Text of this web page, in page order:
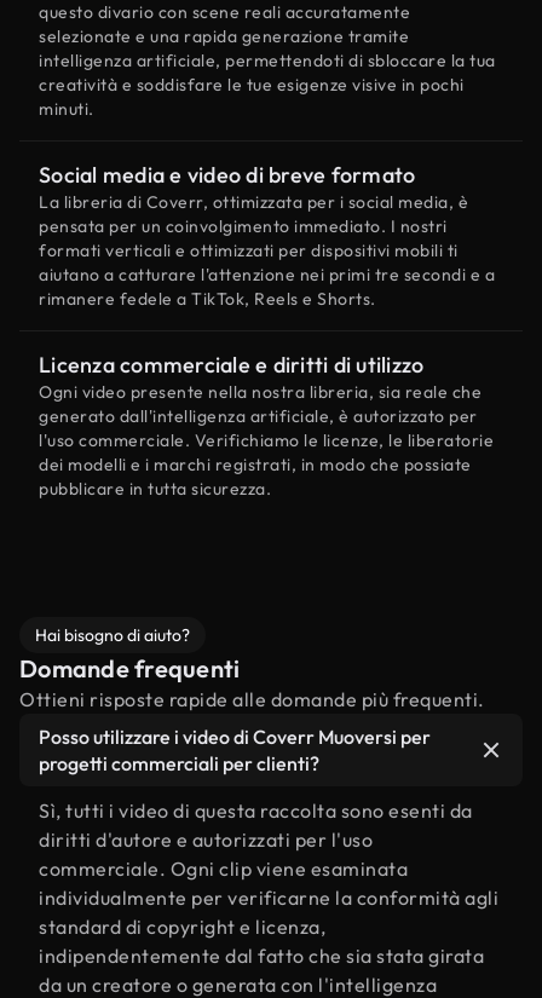
questo divario con scene reali accuratamente
selezionate e una rapida generazione tramite
intelligenza artificiale, permettendoti di sbloccare la tua
creatività e soddisfare le tue esigenze visive in pochi
minuti.
Social media e video di breve formato
La libreria di Coverr, ottimizzata per i social media, è
pensata per un coinvolgimento immediato. I nostri
formati verticali e ottimizzati per dispositivi mobili ti
aiutano a catturare l'attenzione nei primi tre secondi e a
rimanere fedele a TikTok, Reels e Shorts.
Licenza commerciale e diritti di utilizzo
Ogni video presente nella nostra libreria, sia reale che
generato dall'intelligenza artificiale, è autorizzato per
l'uso commerciale. Verifichiamo le licenze, le liberatorie
dei modelli e i marchi registrati, in modo che possiate
pubblicare in tutta sicurezza.
Hai bisogno di aiuto?
Domande frequenti
Ottieni risposte rapide alle domande più frequenti.
Posso utilizzare i video di Coverr Muoversi per
progetti commerciali per clienti?
Sì, tutti i video di questa raccolta sono esenti da
diritti d'autore e autorizzati per l'uso
commerciale. Ogni clip viene esaminata
individualmente per verificarne la conformità agli
standard di copyright e licenza,
indipendentemente dal fatto che sia stata girata
da un creatore o generata con l'intelligenza